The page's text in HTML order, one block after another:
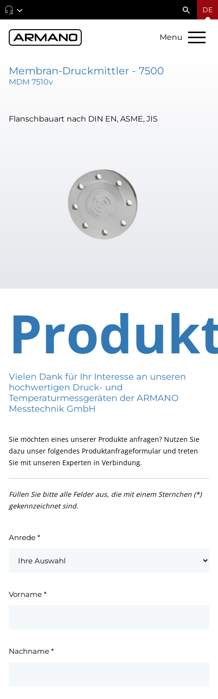
DE
Menu
Membran-Druckmittler - 7500
MDM 7510v
Flanschbauart nach DIN EN, ASME, JIS
Vielen Dank für Ihr Interesse an unseren
hochwertigen Druck- und
Temperaturmessgeräten der ARMANO
Messtechnik GmbH
Sie möchten eines unserer Produkte anfragen? Nutzen Sie
dazu unser folgendes Produktanfrageformular und treten
Sie mit unseren Experten in Verbindung.
Füllen Sie bitte alle Felder aus, die mit einem Sternchen (*)
gekennzeichnet sind.
Anrede *
Vorname *
Nachname *